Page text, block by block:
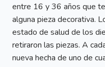
entre 16 y 36 años que
alguna pieza decorativa.
estado de salud de los
retiraron las piezas. A
nueva hecha de uno de